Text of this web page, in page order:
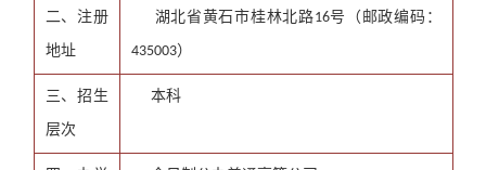
二、注册
地址
湖北省黄石市桂林北路16号（邮政编码：
435003）
三、招生
层次
本科